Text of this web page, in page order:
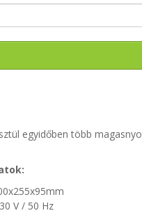
egyidőben több
V / 50 Hz